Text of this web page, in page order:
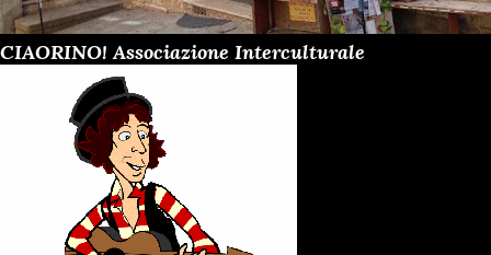
CIAORINO! Associazione Interculturale